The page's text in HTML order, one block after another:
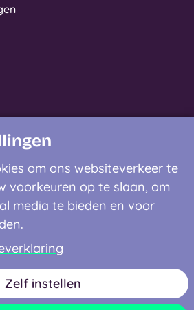
om ons websiteverkeer te
voorkeuren op te slaan, om
media te bieden en voor
Zelf instellenCookieverklaring